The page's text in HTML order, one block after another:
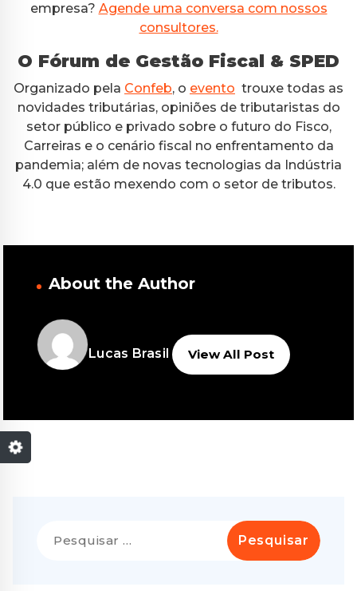
empresa? Agende uma conversa com nossos
consultores.
O Fórum de Gestão Fiscal & SPED
Organizado pela Confeb, o evento trouxe todas as
novidades tributárias, opiniões de tributaristas do
setor público e privado sobre o futuro do Fisco,
Carreiras e o cenário fiscal no enfrentamento da
pandemia; além de novas tecnologias da Indústria
4.0 que estão mexendo com o setor de tributos.
About the Author
Lucas Brasil View All Post
por: